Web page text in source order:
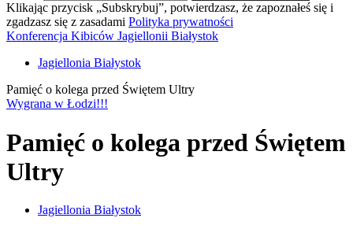
Klikając przycisk „Subskrybuj”, potwierdzasz, że zapoznałeś się i
zgadzasz się z zasadami Polityka prywatności
Konferencja Kibiców Jagiellonii Białystok
Jagiellonia Białystok
Pamięć o kolega przed Świętem Ultry
Wygrana w Łodzi!!!
Pamięć o kolega przed Świętem
Ultry
Jagiellonia Białystok